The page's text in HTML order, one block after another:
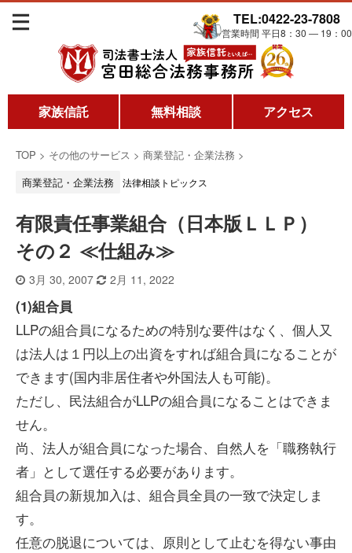
TEL:0422-23-7808
営業時間 平日8：30 ― 19：00
家族信託 無料相談 アクセス
TOP > その他のサービス > 商業登記・企業法務 >
商業登記・企業法務
法律相談トピックス
有限責任事業組合（日本版ＬＬＰ）
その２ ≪仕組み≫
3月 30, 2007 2月 11, 2022
(1)組合員
LLPの組合員になるための特別な要件はなく、個人又
は法人は１円以上の出資をすれば組合員になることが
できます(国内非居住者や外国法人も可能)。
ただし、民法組合がLLPの組合員になることはできま
せん。
尚、法人が組合員になった場合、自然人を「職務執行
者」として選任する必要があります。
組合員の新規加入は、組合員全員の一致で決定しま
す。
任意の脱退については、原則として止むを得ない事由